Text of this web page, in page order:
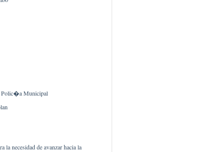
Polic�a Municipal
necesidad de avanzar hacia la